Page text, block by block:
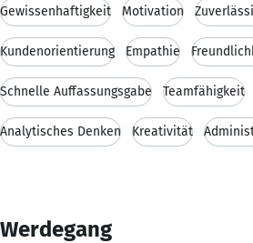
Gewissenhaftigkeit Motivation
Kundenorientierung Empathie
Schnelle Auffassungsgabe Teamfähigkeit
Analytisches Denken Kreativität
Werdegang